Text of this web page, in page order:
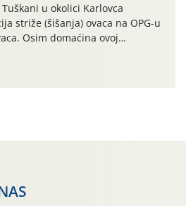
u okolici Karlovca
striže (šišanja) ovaca na OPG-u
Osim domaćina ovoj
je desetak
dijelova Karlovačke županije.